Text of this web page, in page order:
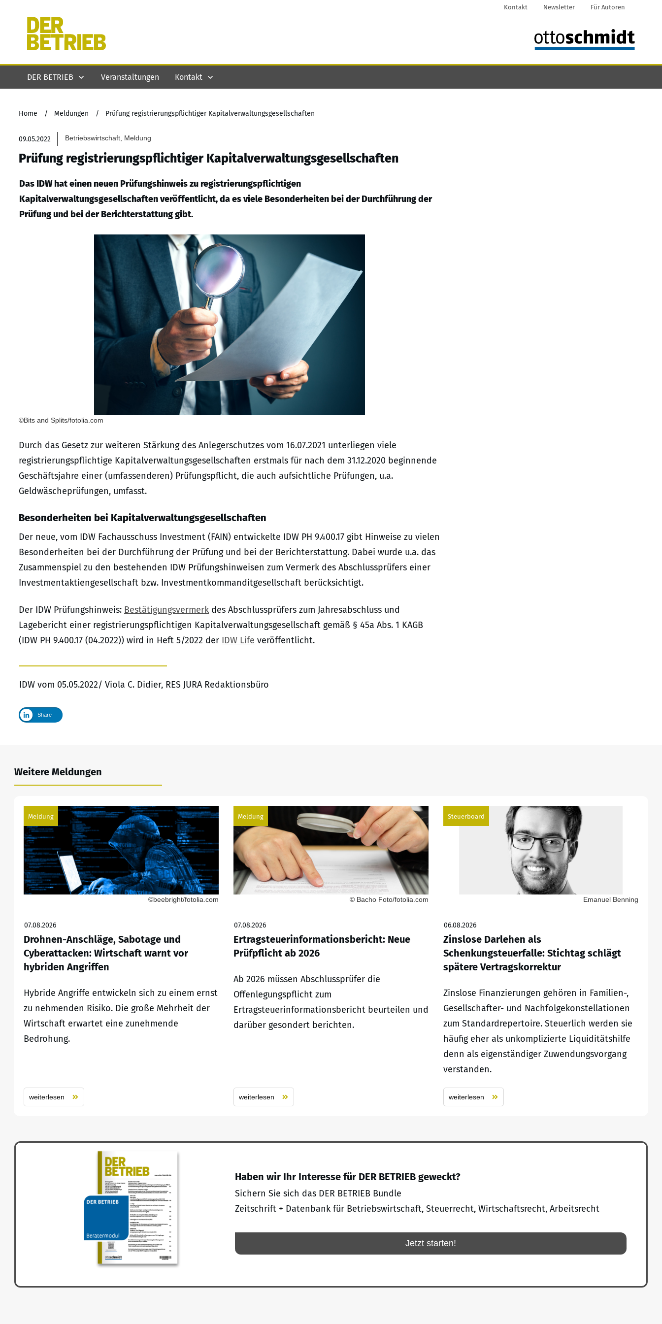
Kontakt Newsletter Für Autoren
DER BETRIEB Veranstaltungen Kontakt
Home / Meldungen / Prüfung registrierungspflichtiger Kapitalverwaltungsgesellschaften
09.05.2022 Betriebswirtschaft, Meldung
Prüfung registrierungspflichtiger Kapitalverwaltungsgesellschaften
Das IDW hat einen neuen Prüfungshinweis zu registrierungspflichtigen
Kapitalverwaltungsgesellschaften veröffentlicht, da es viele Besonderheiten bei der Durchführung der
Prüfung und bei der Berichterstattung gibt.
©Bits and Splits/fotolia.com
Durch das Gesetz zur weiteren Stärkung des Anlegerschutzes vom 16.07.2021 unterliegen viele
registrierungspflichtige Kapitalverwaltungsgesellschaften erstmals für nach dem 31.12.2020 beginnende
Geschäftsjahre einer (umfassenderen) Prüfungspflicht, die auch aufsichtliche Prüfungen, u.a.
Geldwäscheprüfungen, umfasst.
Besonderheiten bei Kapitalverwaltungsgesellschaften
Der neue, vom IDW Fachausschuss Investment (FAIN) entwickelte IDW PH 9.400.17 gibt Hinweise zu vielen
Besonderheiten bei der Durchführung der Prüfung und bei der Berichterstattung. Dabei wurde u.a. das
Zusammenspiel zu den bestehenden IDW Prüfungshinweisen zum Vermerk des Abschlussprüfers einer
Investmentaktiengesellschaft bzw. Investmentkommanditgesellschaft berücksichtigt.
Der IDW Prüfungshinweis: Bestätigungsvermerk des Abschlussprüfers zum Jahresabschluss und
Lagebericht einer registrierungspflichtigen Kapitalverwaltungsgesellschaft gemäß § 45a Abs. 1 KAGB
(IDW PH 9.400.17 (04.2022)) wird in Heft 5/2022 der IDW Life veröffentlicht.
IDW vom 05.05.2022/ Viola C. Didier, RES JURA Redaktionsbüro
Share
Weitere Meldungen
Meldung
©beebright/fotolia.com
07.08.2026
Drohnen-Anschläge, Sabotage und
Cyberattacken: Wirtschaft warnt vor
hybriden Angriffen
Hybride Angriffe entwickeln sich zu einem ernst
zu nehmenden Risiko. Die große Mehrheit der
Wirtschaft erwartet eine zunehmende
Bedrohung.
weiterlesen
Meldung
© Bacho Foto/fotolia.com
07.08.2026
Ertragsteuerinformationsbericht: Neue
Prüfpflicht ab 2026
Ab 2026 müssen Abschlussprüfer die
Offenlegungspflicht zum
Ertragsteuerinformationsbericht beurteilen und
darüber gesondert berichten.
weiterlesen
Steuerboard
Emanuel Benning
06.08.2026
Zinslose Darlehen als
Schenkungsteuerfalle: Stichtag schlägt
spätere Vertragskorrektur
Zinslose Finanzierungen gehören in Familien-,
Gesellschafter- und Nachfolgekonstellationen
zum Standardrepertoire. Steuerlich werden sie
häufig eher als unkomplizierte Liquiditätshilfe
denn als eigenständiger Zuwendungsvorgang
verstanden.
weiterlesen
Haben wir Ihr Interesse für DER BETRIEB geweckt?
Sichern Sie sich das DER BETRIEB Bundle
Zeitschrift + Datenbank für Betriebswirtschaft, Steuerrecht, Wirtschaftsrecht, Arbeitsrecht
Jetzt starten!